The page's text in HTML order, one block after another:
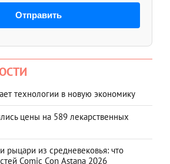
Отправить
технологии в новую экономику
цены на 589 лекарственных
рыцари из средневековья: что
Comic Con Astana 2026